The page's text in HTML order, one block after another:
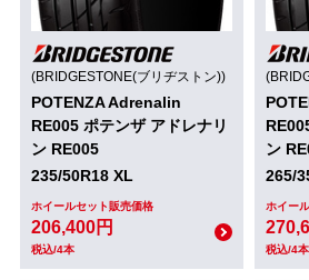
(BRIDGESTONE(ブリヂストン))
POTENZA Adrenalin
RE005 ポテンザ アドレナリ
ン RE005
235/50R18 XL
ホイールセット販売価格
206,400円
税込/4本
ン
265/
ホイー
税込/4本